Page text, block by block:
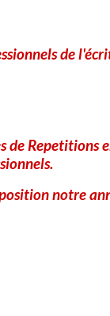
de
de Repetitions
notre